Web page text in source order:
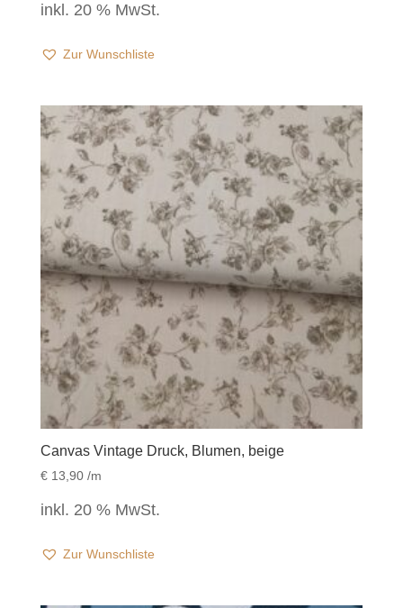
inkl. 20 % MwSt.
Zur Wunschliste
Canvas Vintage Druck, Blumen, beige
€13,90/m
inkl. 20 % MwSt.
Zur Wunschliste